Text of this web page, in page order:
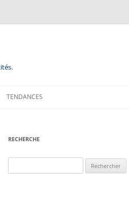
TENDANCES
RECHERCHE